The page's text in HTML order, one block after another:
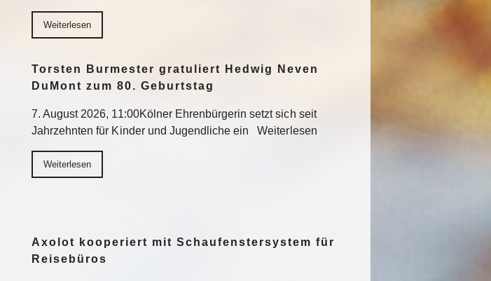
Weiterlesen
Torsten Burmester gratuliert Hedwig Neven
DuMont zum 80. Geburtstag
7. August 2026, 11:00Kölner Ehrenbürgerin setzt sich seit
Jahrzehnten für Kinder und Jugendliche ein Weiterlesen
Weiterlesen
Axolot kooperiert mit Schaufenstersystem für
Reisebüros